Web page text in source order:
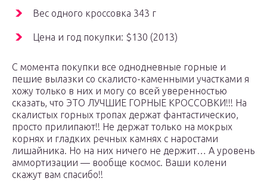
Вес одного кроссовка 343 г
Цена и год покупки: $130 (2013)
С момента покупки все однодневные горные и
пешие вылазки со скалисто-каменными участками я
хожу только в них и могу со всей уверенностью
сказать, что ЭТО ЛУЧШИЕ ГОРНЫЕ КРОССОВКИ!!! На
скалистых горных тропах держат фантастическио,
просто прилипают!! Не держат только на мокрых
корнях и гладких речных камнях с наростами
лишайника. Но на них ничего не держит… А уровень
аммортизации — вообще космос. Ваши колени
скажут вам спасибо!!